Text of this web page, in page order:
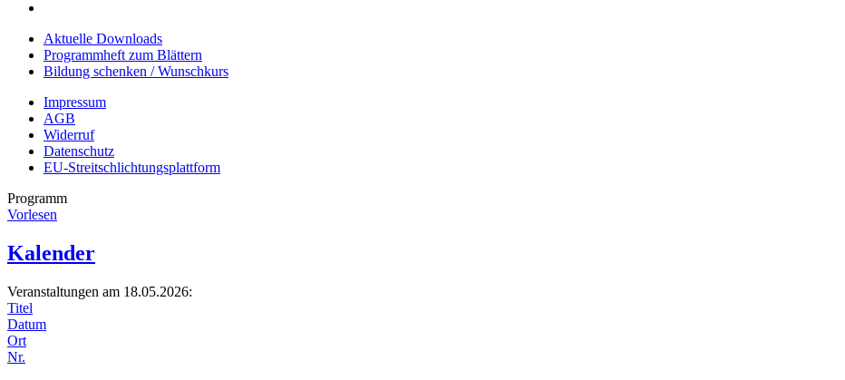
Aktuelle Downloads
Programmheft zum Blättern
Bildung schenken / Wunschkurs
Impressum
AGB
Widerruf
Datenschutz
EU-Streitschlichtungsplattform
Programm
Vorlesen
Kalender
Veranstaltungen am 18.05.2026:
Titel
Datum
Ort
Nr.